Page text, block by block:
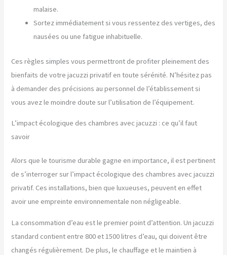
malaise.
Sortez immédiatement si vous ressentez des vertiges, des
nausées ou une fatigue inhabituelle.
Ces règles simples vous permettront de profiter pleinement des
bienfaits de votre jacuzzi privatif en toute sérénité. N’hésitez pas
à demander des précisions au personnel de l’établissement si
vous avez le moindre doute sur l’utilisation de l’équipement.
L’impact écologique des chambres avec jacuzzi : ce qu’il faut
savoir
Alors que le tourisme durable gagne en importance, il est pertinent
de s’interroger sur l’impact écologique des chambres avec jacuzzi
privatif. Ces installations, bien que luxueuses, peuvent en effet
avoir une empreinte environnementale non négligeable.
La consommation d’eau est le premier point d’attention. Un jacuzzi
standard contient entre 800 et 1500 litres d’eau, qui doivent être
changés régulièrement. De plus, le chauffage et le maintien à